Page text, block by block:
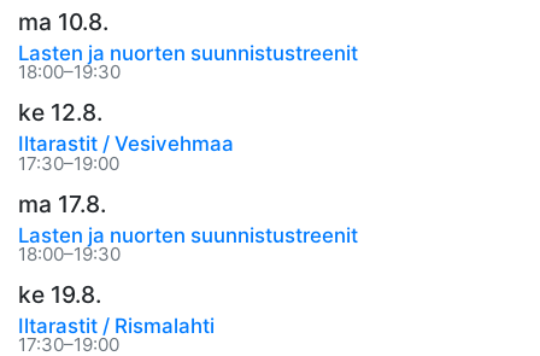
ma 10.8.
Lasten ja nuorten suunnistustreenit
18:00–19:30
ke 12.8.
Iltarastit / Vesivehmaa
17:30–19:00
ma 17.8.
Lasten ja nuorten suunnistustreenit
18:00–19:30
ke 19.8.
Iltarastit / Rismalahti
17:30–19:00